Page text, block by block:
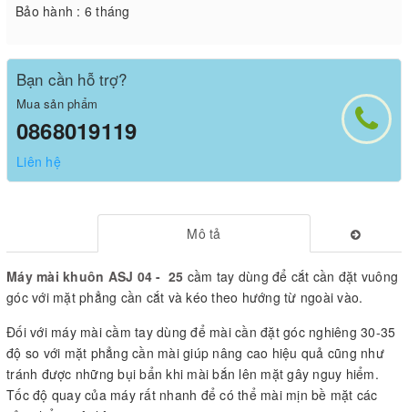
Bảo hành : 6 tháng
Bạn cần hỗ trợ?
Mua sản phẩm
0868019119
Liên hệ
Mô tả
Máy mài khuôn ASJ 04 - 25 cầm tay dùng để cắt cần đặt vuông
góc với mặt phẳng cần cắt và kéo theo hướng từ ngoài vào.
Đối với máy mài cầm tay dùng để mài cần đặt góc nghiêng 30-35
độ so với mặt phẳng cần mài giúp nâng cao hiệu quả cũng như
tránh được những bụi bẩn khi mài bắn lên mặt gây nguy hiểm.
Tốc độ quay của máy rất nhanh để có thể mài mịn bề mặt các